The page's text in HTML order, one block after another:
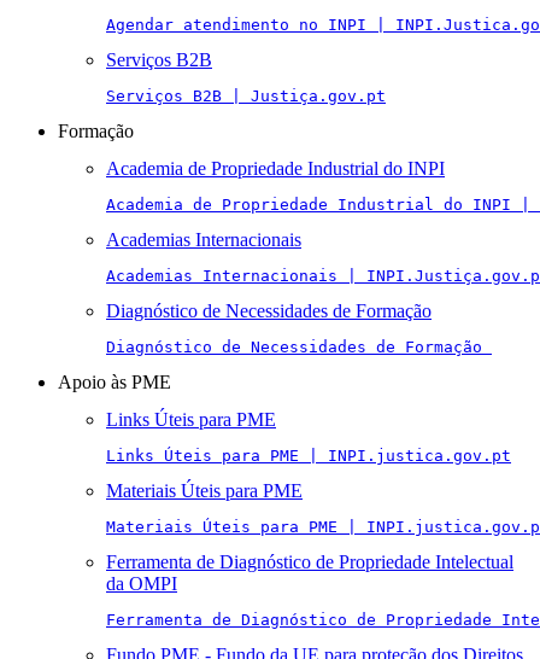
Agendar atendimento no INPI |
Serviços B2B
Serviços B2B | Justiça.gov.pt
Formação
Academia de Propriedade Industrial do INPI
Academia de Propriedade Industrial do INPI
Academias Internacionais
Academias Internacionais |
Diagnóstico de Necessidades de Formação
Diagnóstico de Necessidades de Formação
Apoio às PME
Links Úteis para PME
Links Úteis para PME | INPI.justica.gov.pt
Materiais Úteis para PME
Materiais Úteis para PME |
Ferramenta de Diagnóstico de Propriedade Intelectual
da OMPI
Ferramenta de Diagnóstico de Propriedade
Fundo PME - Fundo da UE para proteção dos Direitos